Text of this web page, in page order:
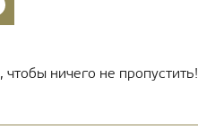
, чтобы ничего не пропустить!